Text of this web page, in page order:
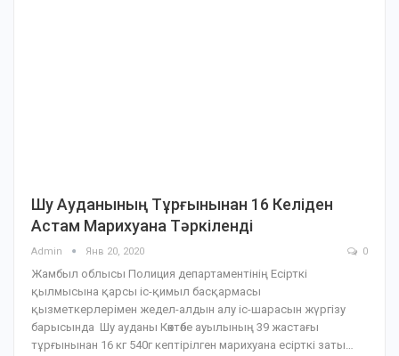
Шу Ауданының Тұрғынынан 16 Келіден
Астам Марихуана Тәркіленді
Admin Янв 20, 2020 0
Жамбыл облысы Полиция департаментінің Есірткі
қылмысына қарсы іс-қимыл басқармасы
қызметкерлерімен жедел-алдын алу іс-шарасын жүргізу
барысында Шу ауданы Көктөбе ауылының 39 жастағы
тұрғынынан 16 кг 540г кептірілген марихуана есірткі заты…